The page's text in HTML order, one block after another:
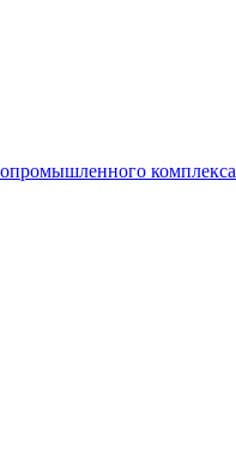
комплекса